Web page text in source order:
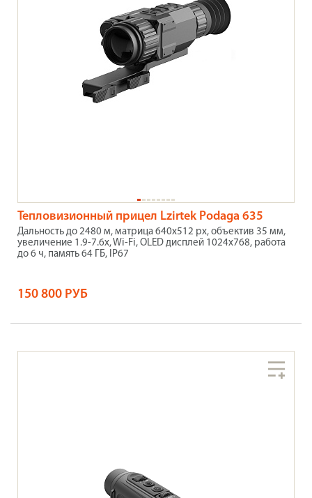
Тепловизионный прицел Lzirtek Podaga 635
Дальность до 2480 м, матрица 640х512 px, объектив 35 мм,
увеличение 1.9-7.6x, Wi-Fi, OLED дисплей 1024х768, работа
до 6 ч, память 64 ГБ, IP67
150 800 РУБ